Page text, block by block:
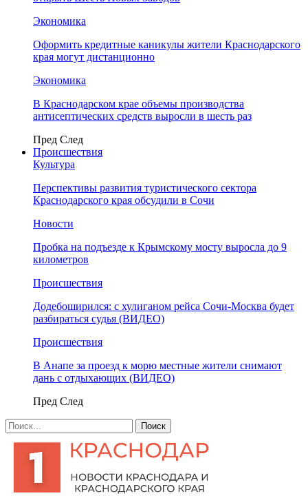
Экономика
Оформить кредитные каникулы жители Краснодарского
края могут дистанционно
Экономика
В Краснодарском крае объемы производства
антисептических средств выросли в шесть раз
Пред След
Происшествия
Культура
Перспективы развития туристического сектора
Краснодарского края обсудили в Сочи
Новости
Пробка на подъезде к Крымскому мосту выросла до 9
километров
Происшествия
Додебоширился: с хулиганом рейса Сочи-Москва будет
разбираться судья (ВИДЕО)
Происшествия
В Анапе за проезд к морю местные жители снимают
дань с отдыхающих (ВИДЕО)
Пред След